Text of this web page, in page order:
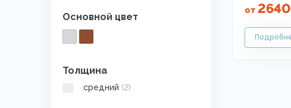
Основной цвет
Толщина
средний (2)
от 2640